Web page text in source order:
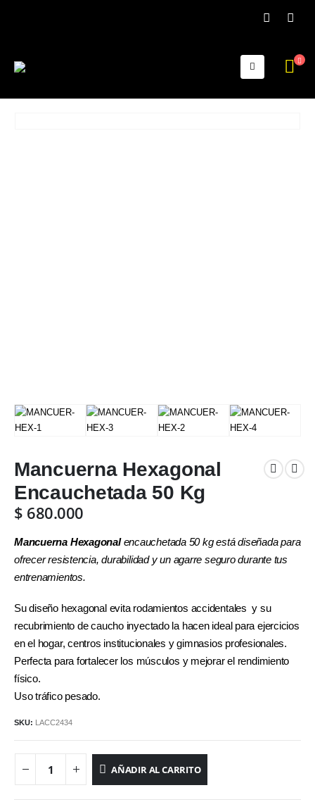
Mancuerna Hexagonal
Encauchetada 50 Kg
$ 680.000
Mancuerna Hexagonalencauchetada 50 kg está diseñada para
ofrecer resistencia, durabilidad y un agarre seguro durante tus
entrenamientos.
Su diseño hexagonal evita rodamientos accidentales y su
recubrimiento de caucho inyectado la hacen ideal para ejercicios
en el hogar, centros institucionales y gimnasios profesionales.
Perfecta para fortalecer los músculos y mejorar el rendimiento
físico.
Uso tráfico pesado.
SKU: LACC2434
AÑADIR AL CARRITO